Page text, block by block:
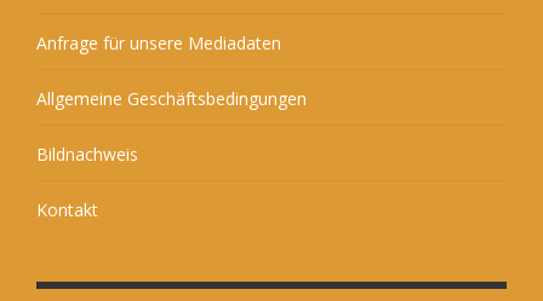
Anfrage für unsere Mediadaten
Allgemeine Geschäftsbedingungen
Bildnachweis
Kontakt